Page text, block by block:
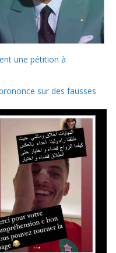
une pétition à
sur des fausses